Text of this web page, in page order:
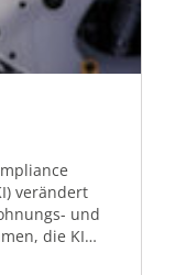
verändert
und
die KI
bei